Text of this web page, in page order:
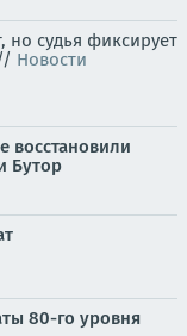
но судья фиксирует
Новости
восстановили
Бутор
80-го уровня